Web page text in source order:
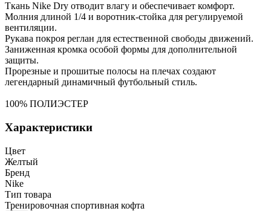
Ткань Nike Dry отводит влагу и обеспечивает комфорт.
Молния длиной 1/4 и воротник-стойка для регулируемой
вентиляции.
Рукава покроя реглан для естественной свободы движений.
Заниженная кромка особой формы для дополнительной
защиты.
Прорезные и прошитые полосы на плечах создают
легендарный динамичный футбольный стиль.
100% ПОЛИЭСТЕР
Характеристики
Цвет
Желтый
Бренд
Nike
Тип товара
Тренировочная спортивная кофта